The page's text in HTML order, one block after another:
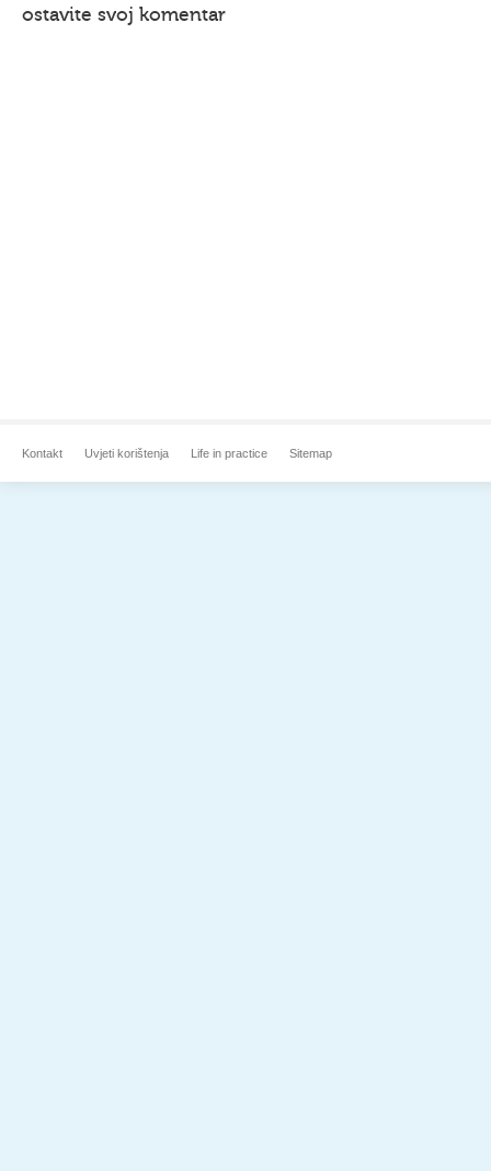
ostavite svoj komentar
Kontakt Uvjeti korištenja Life in practice Sitemap